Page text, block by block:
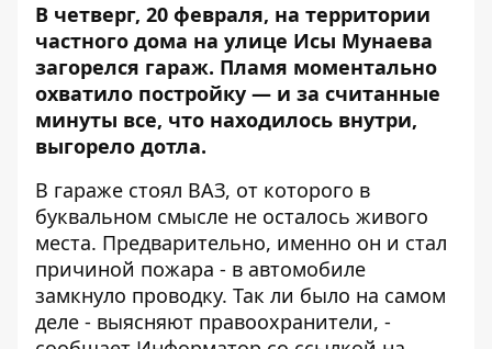
В четверг, 20 февраля, на территории
частного дома на улице Исы Мунаева
загорелся гараж. Пламя моментально
охватило постройку — и за считанные
минуты все, что находилось внутри,
выгорело дотла.
В гараже стоял ВАЗ, от которого в
буквальном смысле не осталось живого
места. Предварительно, именно он и стал
причиной пожара - в автомобиле
замкнуло проводку. Так ли было на самом
деле - выясняют правоохранители, -